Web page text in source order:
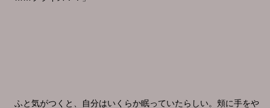
ふと気がつくと、自分はいくらか眠っていたらしい。頬に手をや